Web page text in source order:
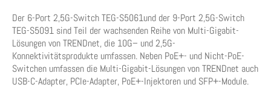
Der 6-Port 2,5G-Switch TEG-S5061und der 9-Port 2,5G-Switch
TEG-S5091 sind Teil der wachsenden Reihe von Multi-Gigabit-
Lösungen von TRENDnet, die 10G– und 2,5G-
Konnektivitätsprodukte umfassen. Neben PoE+- und Nicht-PoE-
Switchen umfassen die Multi-Gigabit-Lösungen von TRENDnet auch
USB-C-Adapter, PCIe-Adapter, PoE+-Injektoren und SFP+-Module.